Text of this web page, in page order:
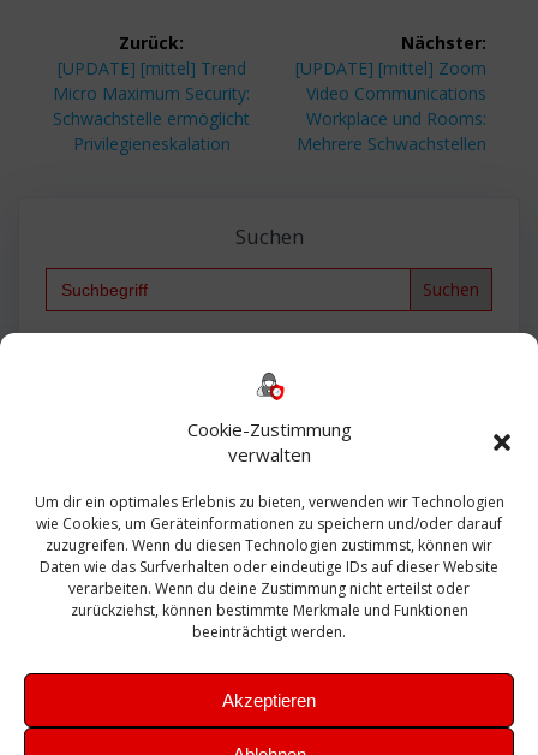
Cookie-Zustimmung
verwalten
Um dir ein optimales Erlebnis zu bieten, verwenden wir Technologien
wie Cookies, um Geräteinformationen zu speichern und/oder darauf
zuzugreifen. Wenn du diesen Technologien zustimmst, können wir
Daten wie das Surfverhalten oder eindeutige IDs auf dieser Website
verarbeiten. Wenn du deine Zustimmung nicht erteilst oder
zurückziehst, können bestimmte Merkmale und Funktionen
beeinträchtigt werden.
Akzeptieren
Beitragsnavigation
Zurück:
Vorheriger
Beitrag:
[UPDATE] [mittel] Trend
Micro Maximum Security:
Schwachstelle ermöglicht
Privilegieneskalation
Nächster:
Nächster
Beitrag:
[UPDATE] [mittel] Zoom
Video Communications
Workplace und Rooms:
Mehrere Schwachstellen
Suchen
Search
Bautagebuch
Exchange firewall Fritzbox
Microsoft
Sanierung SBS Security Server Sicherheit
Sicherung SIEM Sophos SSL Ubuntu
Update Upgrade UTM VCenter VCSA Veeam
VMWare VPN WAZUH Windows
Zertifikat